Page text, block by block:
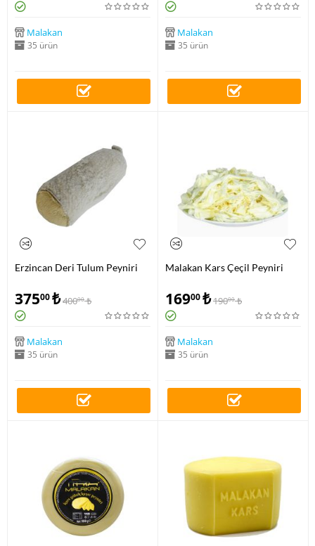
Malakan
35 ürün
Malakan
35 ürün
Erzincan Deri Tulum Peyniri
37500₺40000 ₺
Malakan
35 ürün
Malakan Kars Çeçil Peyniri
16900₺19000 ₺
Malakan
35 ürün